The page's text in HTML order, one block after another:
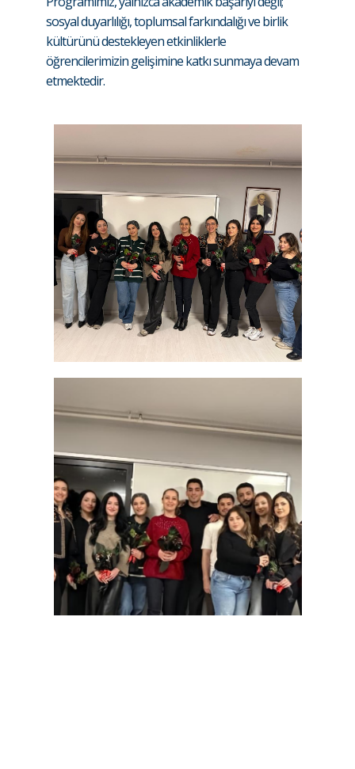
sosyal duyarlılığı, toplumsal farkındalığı ve birlik
kültürünü destekleyen etkinliklerle
öğrencilerimizin gelişimine katkı sunmaya devam
etmektedir.